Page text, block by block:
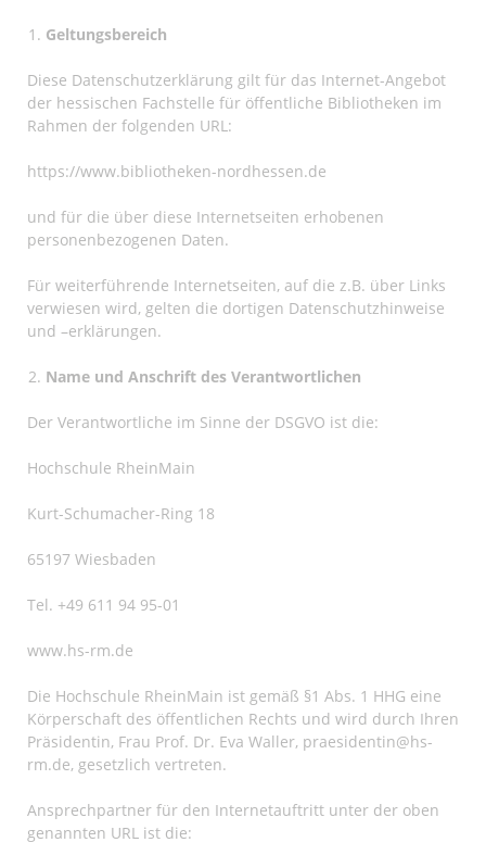
Geltungsbereich
Diese Datenschutzerklärung gilt für das Internet-Angebot
der hessischen Fachstelle für öffentliche Bibliotheken im
Rahmen der folgenden URL:
https://www.bibliotheken-nordhessen.de
und für die über diese Internetseiten erhobenen
personenbezogenen Daten.
Für weiterführende Internetseiten, auf die z.B. über Links
verwiesen wird, gelten die dortigen Datenschutzhinweise
und –erklärungen.
Name und Anschrift des Verantwortlichen
Der Verantwortliche im Sinne der DSGVO ist die:
Hochschule RheinMain
Kurt-Schumacher-Ring 18
65197 Wiesbaden
Tel. +49 611 94 95-01
www.hs-rm.de
Die Hochschule RheinMain ist gemäß §1 Abs. 1 HHG eine
Körperschaft des öffentlichen Rechts und wird durch Ihren
Präsidentin, Frau Prof. Dr. Eva Waller, praesidentin@hs-
rm.de, gesetzlich vertreten.
Ansprechpartner für den Internetauftritt unter der oben
genannten URL ist die: